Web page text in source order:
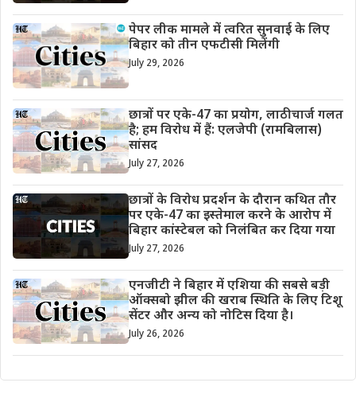
पेपर लीक मामले में त्वरित सुनवाई के लिए
बिहार को तीन एफटीसी मिलेंगी
July 29, 2026
छात्रों पर एके-47 का प्रयोग, लाठीचार्ज गलत
है; हम विरोध में हैं: एलजेपी (रामबिलास)
सांसद
July 27, 2026
छात्रों के विरोध प्रदर्शन के दौरान कथित तौर
पर एके-47 का इस्तेमाल करने के आरोप में
बिहार कांस्टेबल को निलंबित कर दिया गया
July 27, 2026
एनजीटी ने बिहार में एशिया की सबसे बड़ी
ऑक्सबो झील की खराब स्थिति के लिए टिशू
सेंटर और अन्य को नोटिस दिया है।
July 26, 2026